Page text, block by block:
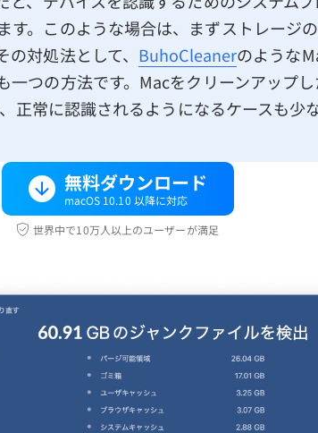
す。このような場合は、まずストレージ
対処法として、 BuhoCleanerのような
一つの方法です。Macをクリーンアップ
正常に認識されるようになるケースも少
無料ダウンロード
macOS 10.10 以降に対応
世界中で10万人以上のユーザーが満足